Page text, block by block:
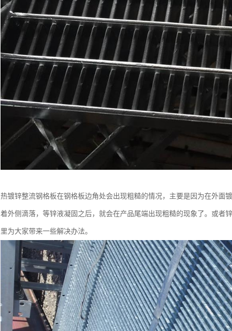
热镀锌整流钢格板在钢格板边角处会出现粗糙的情况，主要是因为在外面
着外侧滴落，等锌液凝固之后，就会在产品尾端出现粗糙的现象了。或者
里为大家带来一些解决办法。